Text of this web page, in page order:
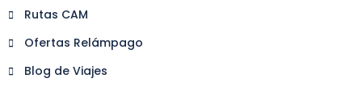
Rutas CAM
Ofertas Relámpago
Blog de Viajes